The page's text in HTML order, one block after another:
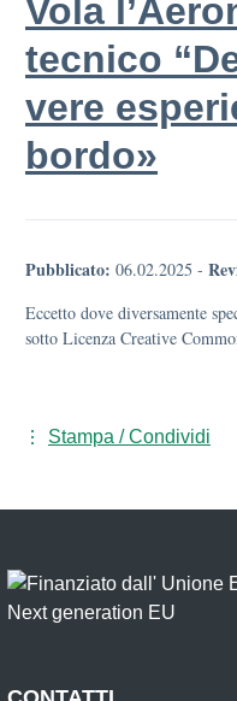
Vola
tecnico
vere
bordo»
Pubblicato: 06.02.2025 -
Eccetto dove diversamente
sotto Licenza Creative
Stampa / Condividi